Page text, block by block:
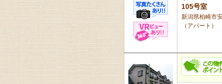
105号室
新潟県柏崎市
（アパート）